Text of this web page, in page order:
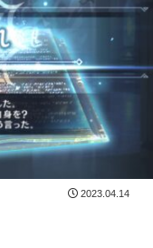
2023.04.14